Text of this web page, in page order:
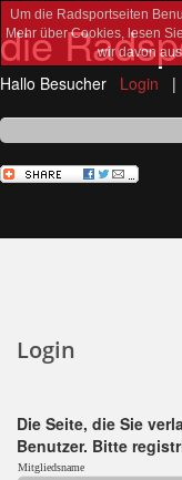
Um die Radsportseiten
Mehr über Cookies, lesen
wir davon
die
Hallo Besucher Login |
Login
Die Seite, die Sie
Benutzer. Bitte
Mitgliedsname